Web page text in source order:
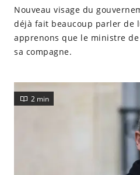
Nouveau visage du
déjà fait beaucoup parler de
apprenons que le ministre
sa compagne.
2 min